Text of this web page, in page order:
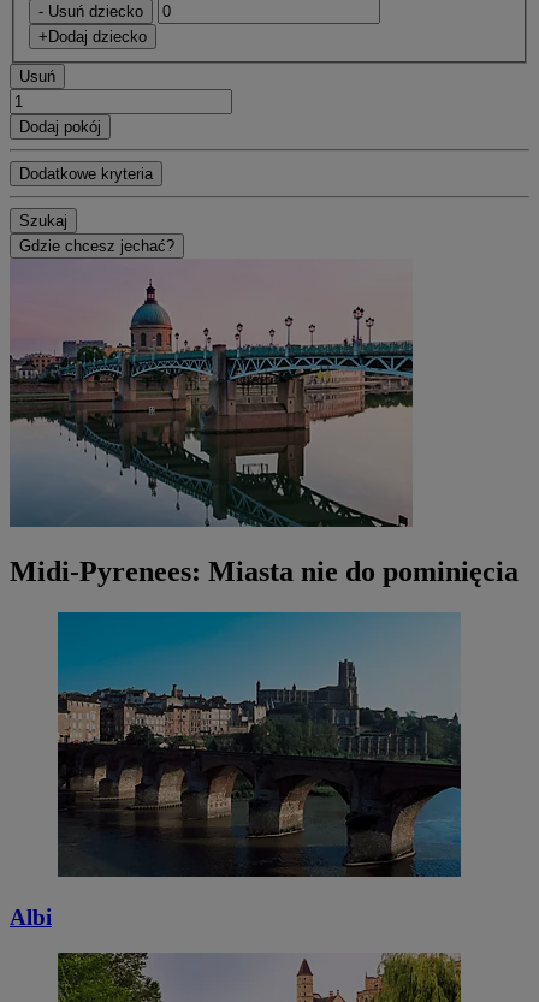
- Usuń dziecko
+Dodaj dziecko
Usuń
Dodaj pokój
Dodatkowe kryteria
Szukaj
Gdzie chcesz jechać?
Midi-Pyrenees: Miasta nie do pominięcia
Albi